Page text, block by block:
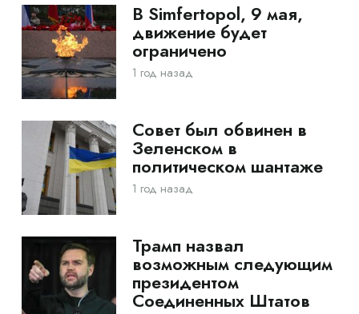
В Simfertopol, 9 мая,
движение будет
ограничено
1 год назад
Совет был обвинен в
Зеленском в
политическом шантаже
1 год назад
Трамп назвал
возможным следующим
президентом
Соединенных Штатов